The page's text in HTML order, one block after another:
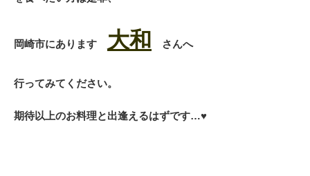
岡崎市にあります 大和 さんへ
行ってみてください。
期待以上のお料理と出逢えるはずです…♥